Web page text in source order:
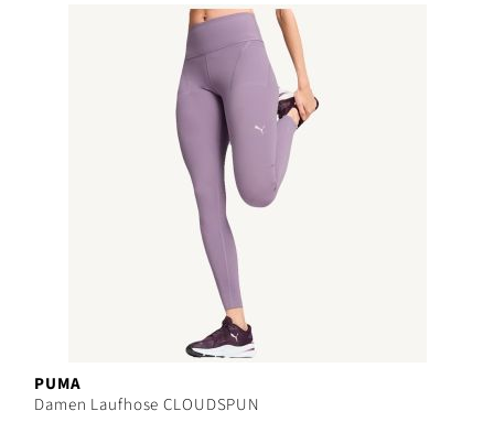
PUMA
Damen Laufhose CLOUDSPUN